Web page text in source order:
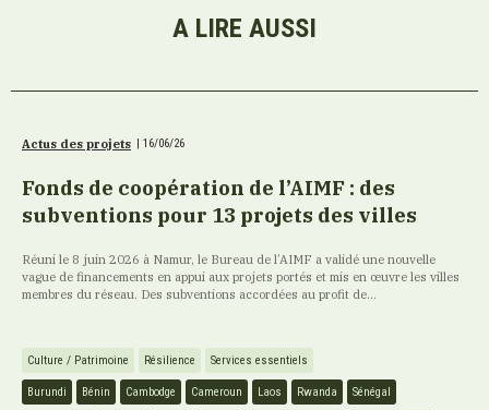
A LIRE AUSSI
Actus des projets 16/06/26
Fonds de coopération de l’AIMF : des
subventions pour 13 projets des villes
Réuni le 8 juin 2026 à Namur, le Bureau de l’AIMF a validé une nouvelle
vague de financements en appui aux projets portés et mis en œuvre les villes
membres du réseau. Des subventions accordées au profit de...
Culture / Patrimoine Résilience Services essentiels
Burundi Bénin Cambodge Cameroun Laos Rwanda Sénégal